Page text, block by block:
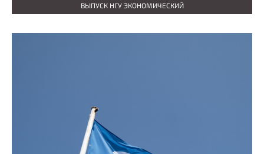
ВЫПУСК НГУ ЭКОНОМИЧЕСКИЙ